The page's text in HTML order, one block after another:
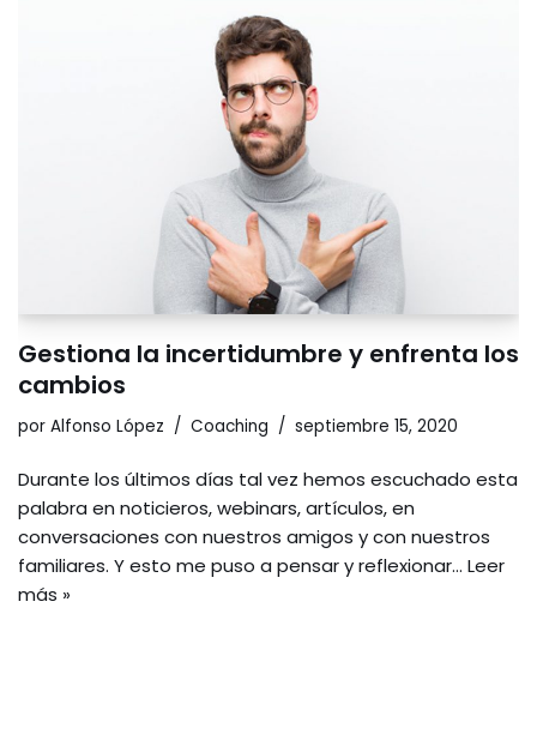
Gestiona la incertidumbre y enfrenta los
cambios
por Alfonso López Coaching septiembre 15, 2020
Durante los últimos días tal vez hemos escuchado esta
palabra en noticieros, webinars, artículos, en
conversaciones con nuestros amigos y con nuestros
familiares. Y esto me puso a pensar y reflexionar… Leer
más »